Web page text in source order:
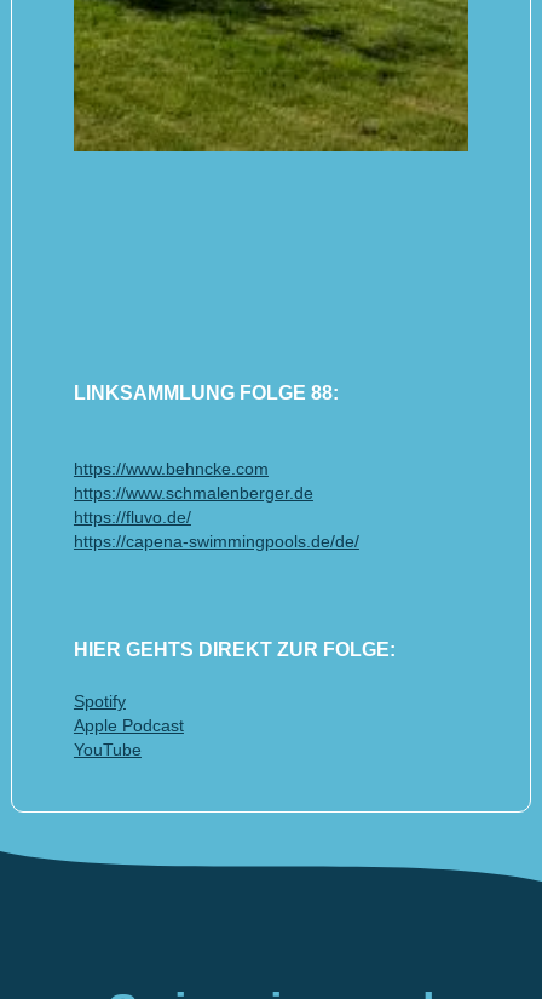
LINKSAMMLUNG FOLGE 88:
https://www.behncke.com
https://www.schmalenberger.de
https://fluvo.de/
https://capena-swimmingpools.de/de/
HIER GEHTS DIREKT ZUR FOLGE:
Spotify
Apple Podcast
YouTube